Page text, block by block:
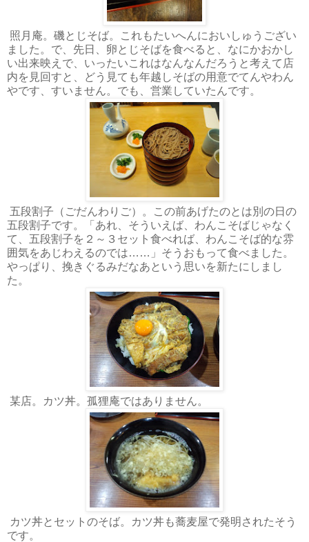
照月庵。磯とじそば。これもたいへんにおいしゅうござい
ました。で、先日、卵とじそばを食べると、なにかおかし
い出来映えで、いったいこれはなんなんだろうと考えて店
内を見回すと、どう見ても年越しそばの用意でてんやわん
やです、すいません。でも、営業していたんです。
五段割子（ごだんわりご）。この前あげたのとは別の日の
五段割子です。「あれ、そういえば、わんこそばじゃなく
て、五段割子を２～３セット食べれば、わんこそば的な雰
囲気をあじわえるのでは……」そうおもって食べました。
やっぱり、挽きぐるみだなあという思いを新たにしまし
た。
某店。カツ丼。孤狸庵ではありません。
カツ丼とセットのそば。カツ丼も蕎麦屋で発明されたそう
です。